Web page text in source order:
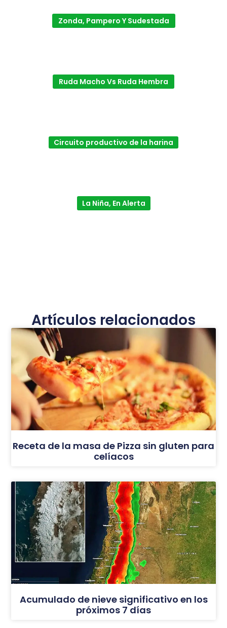
Zonda, Pampero Y Sudestada
Ruda Macho Vs Ruda Hembra
Circuito productivo de la harina
La Niña, En Alerta
Artículos relacionados
Receta de la masa de Pizza sin gluten para
celíacos
Acumulado de nieve significativo en los
próximos 7 días